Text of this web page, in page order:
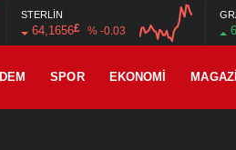
STERLİN
64,1656£ % -0.03
SPOR EKONOMI